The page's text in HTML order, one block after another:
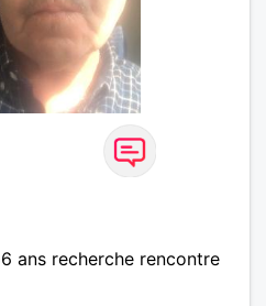
ans recherche rencontre